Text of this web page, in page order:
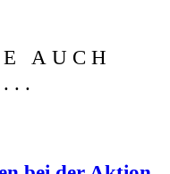
AUCH